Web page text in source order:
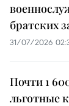
братских
31/07/2026
Почти 1
льготные